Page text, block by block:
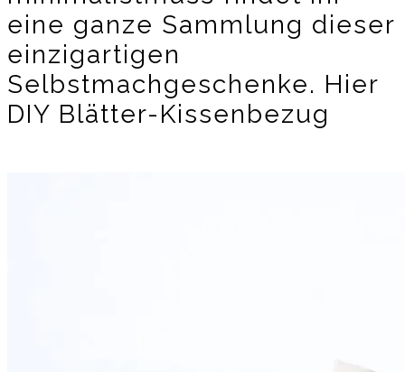
eine ganze Sammlung dieser
einzigartigen
Selbstmachgeschenke. Hier
DIY Blätter-Kissenbezug